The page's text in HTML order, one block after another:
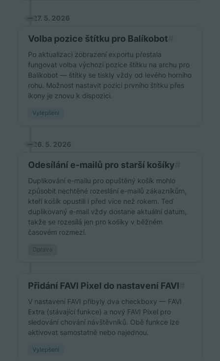
27. 5. 2026
Volba pozice štítku pro Balíkobot
Po aktualizaci zobrazení exportu přestala
fungovat volba výchozí pozice štítku na archu pro
Balíkobot — štítky se tiskly vždy od levého horního
rohu. Možnost nastavit pozici prvního štítku přes
ikony je znovu k dispozici.
Vylepšení
26. 5. 2026
Odesílání e-mailů pro starší košíky
Duplikování e-mailu pro opuštěný košík mohlo
způsobit nechtěné rozeslání e-mailů zákazníkům,
kteří košík opustili i před více než rokem. Teď
duplikovaný e-mail vždy dostane aktuální datum,
takže se rozesílá jen pro košíky v běžném
časovém rozmezí.
Oprava
Přidání FAVI Pixel do nastavení FAVI
V nastavení FAVI přibyly dva checkboxy — FAVI
Extra (stávající funkce) a nový FAVI Pixel pro
sledování chování návštěvníků. Obě funkce lze
aktivovat samostatně nebo najednou.
Vylepšení